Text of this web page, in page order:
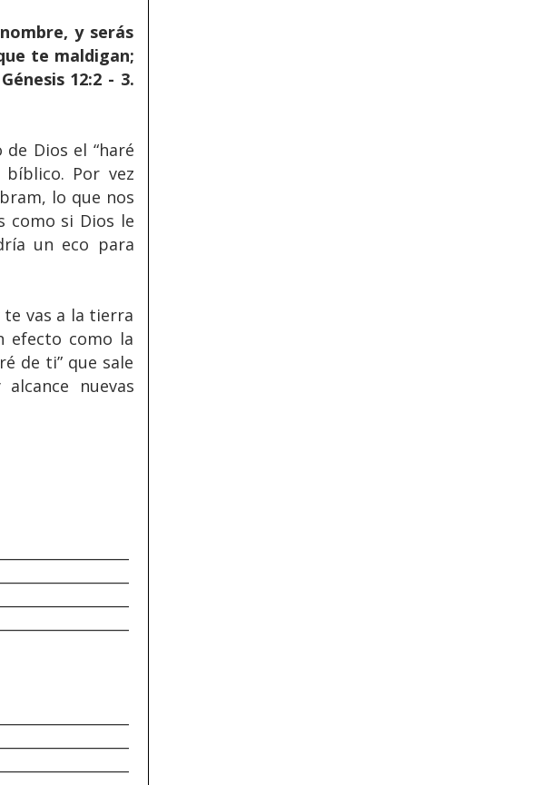
y serás
te maldigan;
12:2 - 3.
Dios el “haré
Por vez
lo que nos
como si Dios le
un eco para
te vas a la tierra
efecto como la
de ti” que sale
nuevas